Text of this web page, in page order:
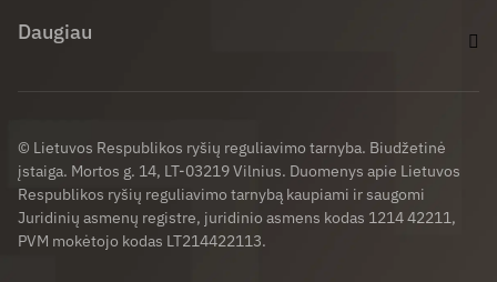
Daugiau
© Lietuvos Respublikos ryšių reguliavimo tarnyba. Biudžetinė
įstaiga. Mortos g. 14, LT-03219 Vilnius. Duomenys apie Lietuvos
Respublikos ryšių reguliavimo tarnybą kaupiami ir saugomi
Juridinių asmenų registre, juridinio asmens kodas 1214 42211,
PVM mokėtojo kodas LT214422113.